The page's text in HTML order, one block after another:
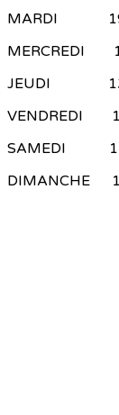
MARDI
MERCREDI
JEUDI 12h -
VENDREDI
SAMEDI 12h
DIMANCHE